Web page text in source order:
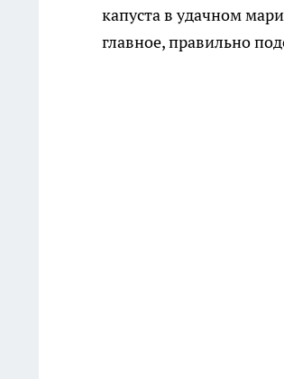
капуста в удачном
главное, правильно